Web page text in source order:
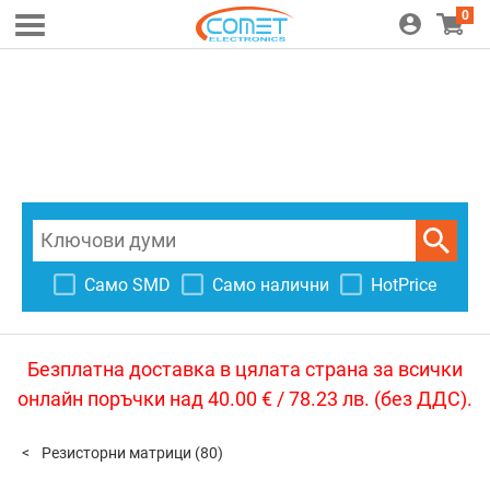
0
Само SMD Само налични HotPrice
Безплатна доставка в цялата страна за всички
онлайн поръчки над 40.00 € / 78.23 лв. (без ДДС).
Резисторни матрици (80)